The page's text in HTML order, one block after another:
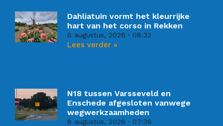
Dahliatuin vormt het kleurrijke
hart van het corso in Rekken
8 augustus, 2026 08:32
Lees verder »
N18 tussen Varsseveld en
Enschede afgesloten vanwege
wegwerkzaamheden
8 augustus, 2026 07:36